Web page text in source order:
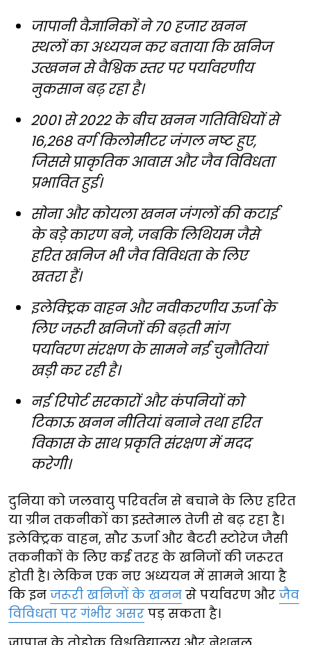
जापानी वैज्ञानिकों ने 70 हजार खनन
स्थलों का अध्ययन कर बताया कि खनिज
उत्खनन से वैश्विक स्तर पर पर्यावरणीय
नुकसान बढ़ रहा है।
2001 से 2022 के बीच खनन गतिविधियों से
16,268 वर्ग किलोमीटर जंगल नष्ट हुए,
जिससे प्राकृतिक आवास और जैव विविधता
प्रभावित हुई।
सोना और कोयला खनन जंगलों की कटाई
के बड़े कारण बने, जबकि लिथियम जैसे
हरित खनिज भी जैव विविधता के लिए
खतरा हैं।
इलेक्ट्रिक वाहन और नवीकरणीय ऊर्जा के
लिए जरूरी खनिजों की बढ़ती मांग
पर्यावरण संरक्षण के सामने नई चुनौतियां
खड़ी कर रही है।
नई रिपोर्ट सरकारों और कंपनियों को
टिकाऊ खनन नीतियां बनाने तथा हरित
विकास के साथ प्रकृति संरक्षण में मदद
करेगी।
दुनिया को जलवायु परिवर्तन से बचाने के लिए हरित
या ग्रीन तकनीकों का इस्तेमाल तेजी से बढ़ रहा है।
इलेक्ट्रिक वाहन, सौर ऊर्जा और बैटरी स्टोरेज जैसी
तकनीकों के लिए कई तरह के खनिजों की जरूरत
होती है। लेकिन एक नए अध्ययन में सामने आया है
कि इन जरूरी खनिजों के खनन से पर्यावरण और जैव
विविधता पर गंभीर असर पड़ सकता है।